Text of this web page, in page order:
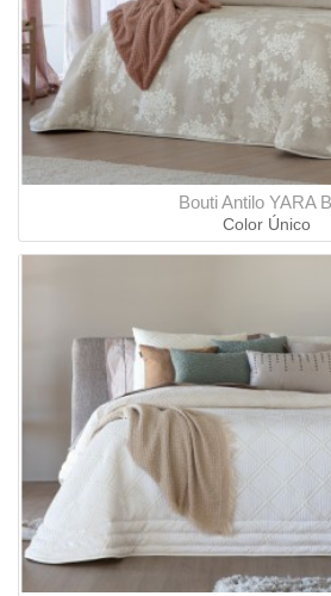
Bouti Antilo YARA
Color Único